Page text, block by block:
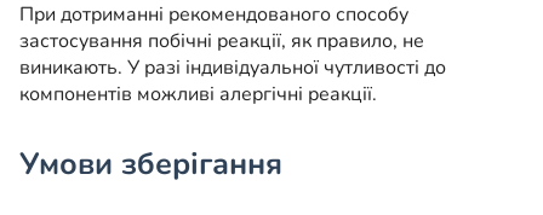
При дотриманні рекомендованого способу
застосування побічні реакції, як правило, не
виникають. У разі індивідуальної чутливості до
компонентів можливі алергічні реакції.
Умови зберігання